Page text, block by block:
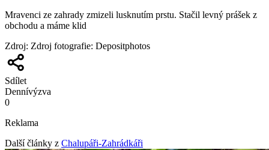
Mravenci ze zahrady zmizeli lusknutím prstu. Stačil levný prášek z
obchodu a máme klid
Zdroj: Zdroj fotografie: Depositphotos
Sdílet
Dennívýzva
0
Reklama
Další články z Chalupáři-Zahrádkáři